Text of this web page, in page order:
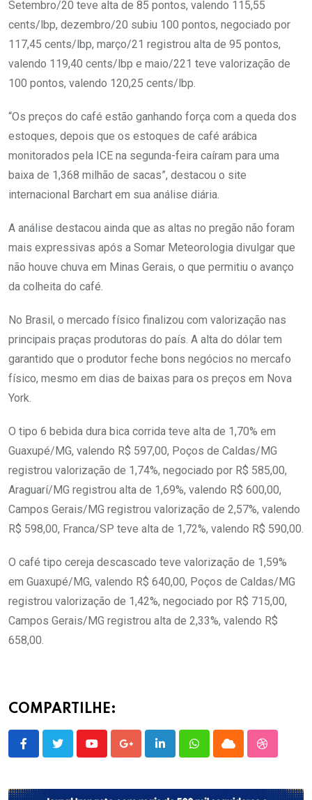
Setembro/20 teve alta de 85 pontos, valendo 115,55
cents/lbp, dezembro/20 subiu 100 pontos, negociado por
117,45 cents/lbp, março/21 registrou alta de 95 pontos,
valendo 119,40 cents/lbp e maio/221 teve valorização de
100 pontos, valendo 120,25 cents/lbp.
“Os preços do café estão ganhando força com a queda dos
estoques, depois que os estoques de café arábica
monitorados pela ICE na segunda-feira caíram para uma
baixa de 1,368 milhão de sacas”, destacou o site
internacional Barchart em sua análise diária.
A análise destacou ainda que as altas no pregão não foram
mais expressivas após a Somar Meteorologia divulgar que
não houve chuva em Minas Gerais, o que permitiu o avanço
da colheita do café.
No Brasil, o mercado físico finalizou com valorização nas
principais praças produtoras do país. A alta do dólar tem
garantido que o produtor feche bons negócios no mercafo
físico, mesmo em dias de baixas para os preços em Nova
York.
O tipo 6 bebida dura bica corrida teve alta de 1,70% em
Guaxupé/MG, valendo R$ 597,00, Poços de Caldas/MG
registrou valorização de 1,74%, negociado por R$ 585,00,
Araguarí/MG registrou alta de 1,69%, valendo R$ 600,00,
Campos Gerais/MG registrou valorização de 2,57%, valendo
R$ 598,00, Franca/SP teve alta de 1,72%, valendo R$ 590,00.
O café tipo cereja descascado teve valorização de 1,59%
em Guaxupé/MG, valendo R$ 640,00, Poços de Caldas/MG
registrou valorização de 1,42%, negociado por R$ 715,00,
Campos Gerais/MG registrou alta de 2,33%, valendo R$
658,00.
COMPARTILHE:
YoutubeGoogle+LinkedInWhatsappCloud